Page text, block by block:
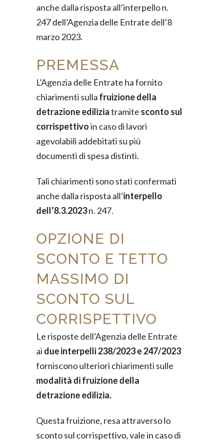
anche dalla risposta all’interpello n.
247 dell’Agenzia delle Entrate dell’8
marzo 2023.
PREMESSA
L’Agenzia delle Entrate ha fornito
chiarimenti sulla fruizione della
detrazione ediliziatramite sconto sul
corrispettivoin caso di lavori
agevolabili addebitati su più
documenti di spesa distinti.
Tali chiarimenti sono stati confermati
anche dalla risposta all’interpello
dell’8.3.2023n. 247.
OPZIONE DI
SCONTO E TETTO
MASSIMO DI
SCONTO SUL
CORRISPETTIVO
Le risposte dell’Agenzia delle Entrate
ai due interpelli 238/2023 e 247/2023
forniscono ulteriori chiarimenti sulle
modalità di fruizione della
detrazione edilizia.
Questa fruizione, resa attraverso lo
sconto sul corrispettivo, vale in caso di